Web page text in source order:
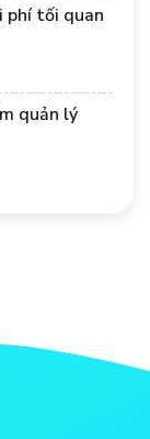
phí tối quan
quản lý